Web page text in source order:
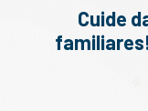
Cuide